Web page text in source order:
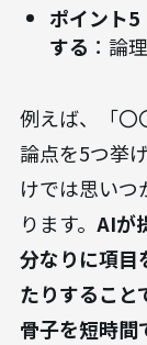
ポイント
する ：論
例えば、「〇
論点を5つ挙
けでは思い
ります。 AIが
分なりに項目
たりすること
骨子を短時間